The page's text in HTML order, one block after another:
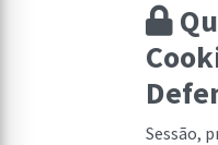
Sessão,